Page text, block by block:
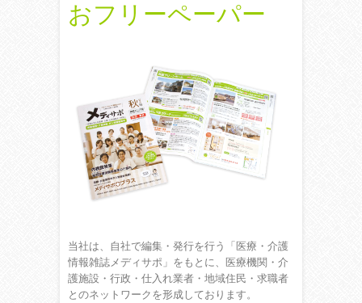
おフリーペーパー
当社は、自社で編集・発行を行う「医療・介護
情報雑誌メディサポ」をもとに、医療機関・介
護施設・行政・仕入れ業者・地域住民・求職者
とのネットワークを形成しております。